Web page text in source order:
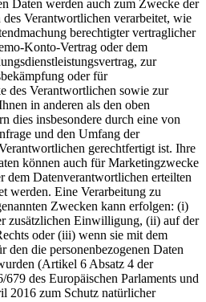
Daten werden auch zum Zwecke der
des Verantwortlichen verarbeitet, wie
berechtigter vertraglicher
Konto-Vertrag oder dem
zur
oder für
des Verantwortlichen sowie zur
in anderen als den oben
dies insbesondere durch eine von
und den Umfang der
gerechtfertigt ist. Ihre
können auch für Marketingzwecke
dem Datenverantwortlichen erteilten
werden. Eine Verarbeitung zu
Zwecken kann erfolgen: (i)
zusätzlichen Einwilligung, (ii) auf der
oder (iii) wenn sie mit dem
den die personenbezogenen Daten
(Artikel 6 Absatz 4 der
des Europäischen Parlaments und
2016 zum Schutz natürlicher